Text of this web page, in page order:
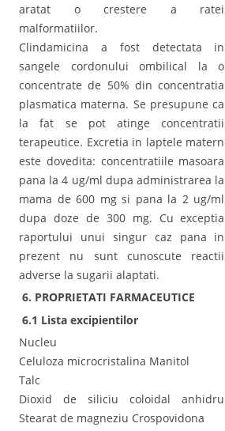
aratat o crestere a ratei
malformatiilor.
Clindamicina a fost detectata in
sangele cordonului ombilical la o
concentrate de 50% din concentratia
plasmatica materna. Se presupune ca
la fat se pot atinge concentratii
terapeutice. Excretia in laptele matern
este dovedita: concentratiile masoara
pana la 4 ug/ml dupa administrarea la
mama de 600 mg si pana la 2 ug/ml
dupa doze de 300 mg. Cu exceptia
raportului unui singur caz pana in
prezent nu sunt cunoscute reactii
adverse la sugarii alaptati.
6. PROPRIETATI FARMACEUTICE
6.1 Lista excipientilor
Nucleu
Celuloza microcristalina Manitol
Talc
Dioxid de siliciu coloidal anhidru
Stearat de magneziu Crospovidona